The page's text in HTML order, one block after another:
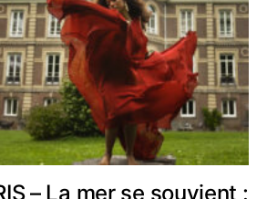
– La mer se souvient :